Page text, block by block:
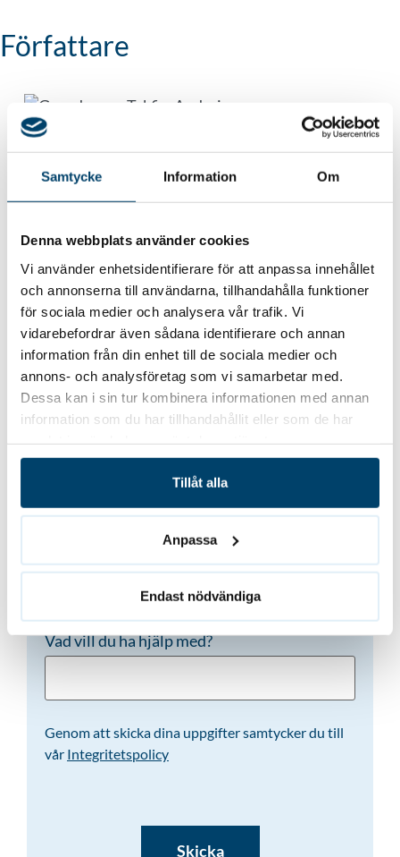
Samtycke Information Om
Denna webbplats använder cookies
Vi använder enhetsidentifierare för att anpassa innehållet
och annonserna till användarna, tillhandahålla funktioner
för sociala medier och analysera vår trafik. Vi
vidarebefordrar även sådana identifierare och annan
information från din enhet till de sociala medier och
annons- och analysföretag som vi samarbetar med.
Dessa kan i sin tur kombinera informationen med annan
information som du har tillhandahållit eller som de har
Tillåt alla
Anpassa
Endast nödvändiga
Författare
Andrei Adzinets
VD Takfix
Vill du bli kontaktad?
Namn (Obligatoriskt)
Vad vill du ha hjälp med?
Genom att skicka dina uppgifter samtycker du till
vår Integritetspolicy